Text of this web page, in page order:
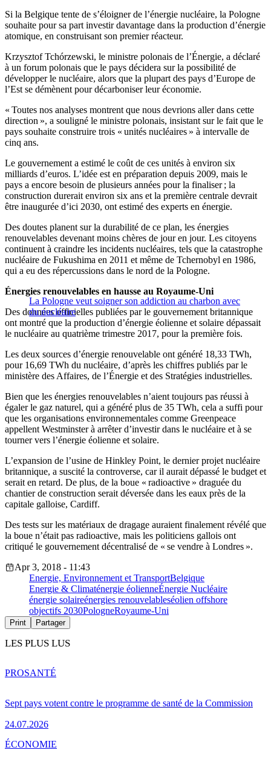
Si la Belgique tente de s’éloigner de l’énergie nucléaire, la Pologne
souhaite pour sa part investir davantage dans la production d’énergie
atomique, en construisant son premier réacteur.
Krzysztof Tchórzewski, le ministre polonais de l’Énergie, a déclaré
à un forum polonais que le pays décidera sur la possibilité de
développer le nucléaire, alors que la plupart des pays d’Europe de
l’Est se démènent pour décarboniser leur économie.
« Toutes nos analyses montrent que nous devrions aller dans cette
direction », a souligné le ministre polonais, insistant sur le fait que le
pays souhaite construire trois « unités nucléaires » à intervalle de
cinq ans.
Le gouvernement a estimé le coût de ces unités à environ six
milliards d’euros. L’idée est en préparation depuis 2009, mais le
pays a encore besoin de plusieurs années pour la finaliser ; la
construction durerait environ six ans et la première centrale devrait
être inaugurée d’ici 2030, ont estimé des experts en énergie.
Des doutes planent sur la durabilité de ce plan, les énergies
renouvelables devenant moins chères de jour en jour. Les citoyens
continuent à craindre les incidents nucléaires, tels que la catastrophe
nucléaire de Fukushima en 2011 et même de Tchernobyl en 1986,
qui a eu des répercussions dans le nord de la Pologne.
La Pologne veut soigner son addiction au charbon avec
du nucléaire
Énergies renouvelables en hausse au Royaume-Uni
Des données officielles publiées par le gouvernement britannique
ont montré que la production d’énergie éolienne et solaire dépassait
le nucléaire au quatrième trimestre 2017, pour la première fois.
Les deux sources d’énergie renouvelable ont généré 18,33 TWh,
pour 16,69 TWh du nucléaire, d’après les chiffres publiés par le
ministère des Affaires, de l’Énergie et des Stratégies industrielles.
Bien que les énergies renouvelables n’aient toujours pas réussi à
égaler le gaz naturel, qui a généré plus de 35 TWh, cela a suffi pour
que les organisations environnementales comme Greenpeace
appellent Westminster à arrêter d’investir dans le nucléaire et à se
tourner vers l’énergie éolienne et solaire.
L’expansion de l’usine de Hinkley Point, le dernier projet nucléaire
britannique, a suscité la controverse, car il aurait dépassé le budget et
serait en retard. De plus, de la boue « radioactive » draguée du
chantier de construction serait déversée dans les eaux près de la
capitale galloise, Cardiff.
Des tests sur les matériaux de dragage auraient finalement révélé que
la boue n’était pas radioactive, mais les politiciens gallois ont
critiqué le gouvernement décentralisé de « se vendre à Londres ».
Apr 3, 2018 - 11:43
Energie, Environnement et TransportBelgique
Energie & Climaténergie éolienneÉnergie Nucléaire
énergie solaireénergies renouvelableséolien offshore
objectifs 2030PologneRoyaume-Uni
Print Partager
LES PLUS LUS
Sept pays votent contre le programme de santé de la Commission
24.07.2026
PROSANTÉ
ÉCONOMIE